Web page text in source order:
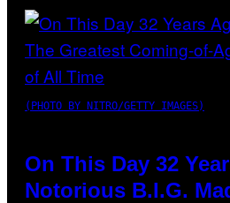
(PHOTO BY NITRO/GETTY IMAGES)
On This Day 32
Notorious B.I.G.